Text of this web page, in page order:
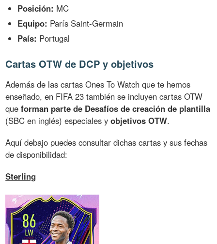
Posición: MC
Equipo: París Saint-Germain
País: Portugal
Cartas OTW de DCP y objetivos
Además de las cartas Ones To Watch que te hemos
enseñado, en FIFA 23 también se incluyen cartas OTW
queforman parte de Desafíos de creación de plantilla
(SBC en inglés) especiales yobjetivos OTW.
Aquí debajo puedes consultar dichas cartas y sus fechas
de disponibilidad:
Sterling